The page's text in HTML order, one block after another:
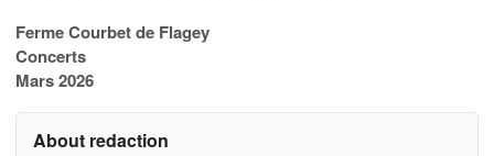
Ferme Courbet de Flagey
Concerts
Mars 2026
About redaction